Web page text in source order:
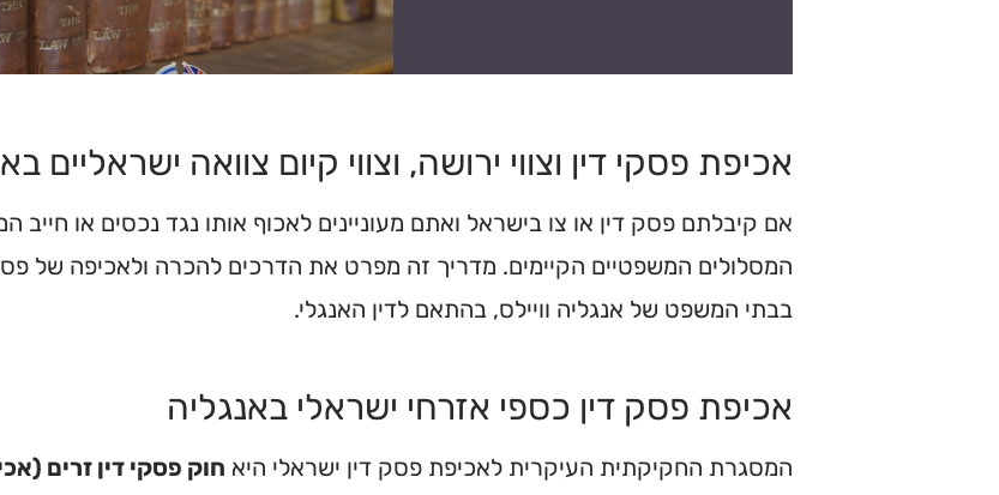
אכיפת פסקי דין וצווי ירושה, וצווי קיום צוואה ישראליים
אם קיבלתם פסק דין או צו בישראל ואתם מעוניינים לאכוף אותו נגד נכסים או
המסלולים המשפטיים הקיימים. מדריך זה מפרט את הדרכים להכרה ולאכיפה של פסק
בבתי המשפט של אנגליה וויילס, בהתאם לדין האנגלי.
אכיפת פסק דין כספי אזרחי ישראלי באנגליה
המסגרת החקיקתית העיקרית לאכיפת פסק דין ישראלי היא חוק פסקי דין זרים